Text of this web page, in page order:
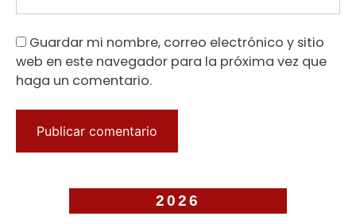
Guardar mi nombre, correo electrónico y sitio
web en este navegador para la próxima vez que
haga un comentario.
2026